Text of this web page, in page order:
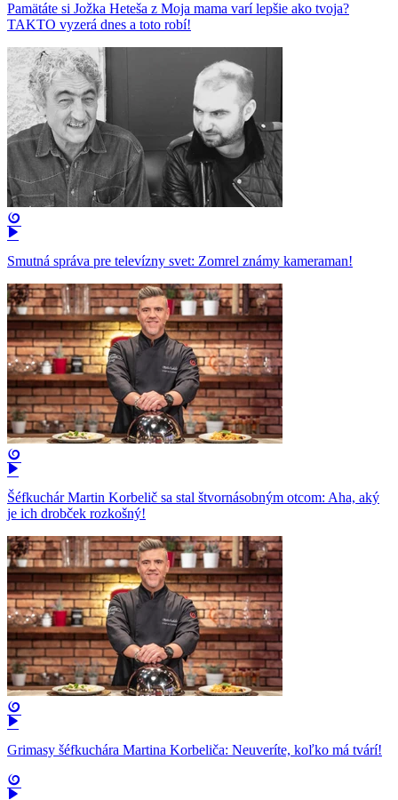
Pamätáte si Jožka Heteša z Moja mama varí lepšie ako tvoja?
TAKTO vyzerá dnes a toto robí!
Smutná správa pre televízny svet: Zomrel známy kameraman!
Šéfkuchár Martin Korbelič sa stal štvornásobným otcom: Aha, aký
je ich drobček rozkošný!
Grimasy šéfkuchára Martina Korbeliča: Neuveríte, koľko má tvárí!